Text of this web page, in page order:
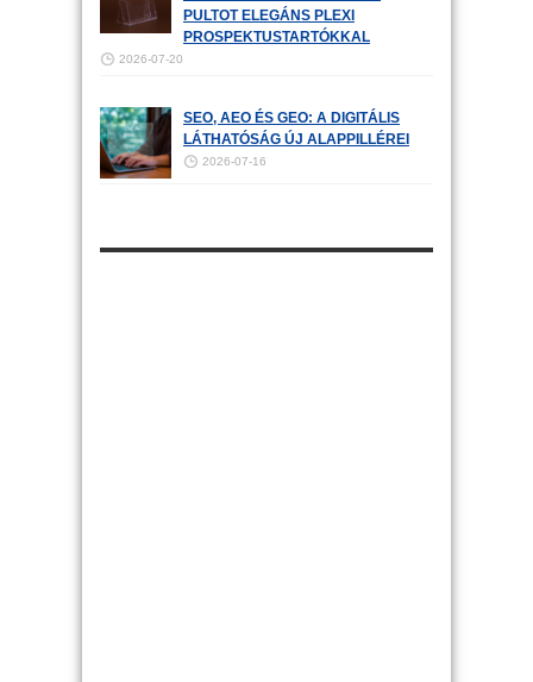
PULTOT ELEGÁNS PLEXI
PROSPEKTUSTARTÓKKAL
2026-07-20
SEO, AEO ÉS GEO: A DIGITÁLIS
LÁTHATÓSÁG ÚJ ALAPPILLÉREI
2026-07-16